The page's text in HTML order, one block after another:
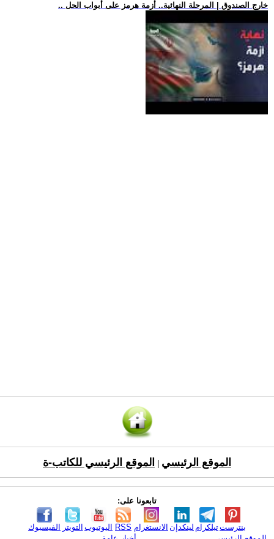
.. خارج الصندوق | المرحلة النهائية.. أزمة هرمز على أبواب الحل
الموقع الرئيسي الموقع الرئيسي للكاتب-ة
تابعونا على:
الفيسبوك التويتر اليوتيوب RSS الانستغرام لينكدإن تيلكرامبنترست